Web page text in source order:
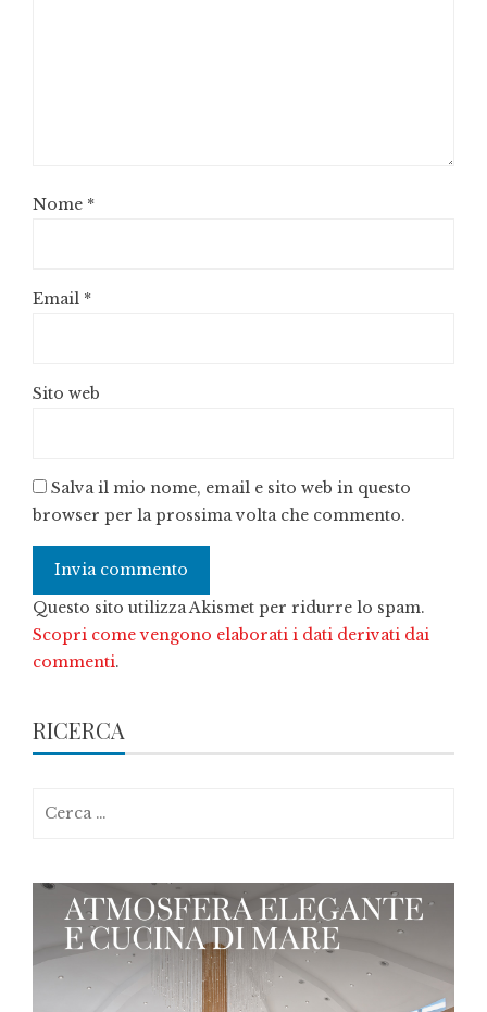
Nome *
Email *
Sito web
Salva il mio nome, email e sito web in questo
browser per la prossima volta che commento.
Questo sito utilizza Akismet per ridurre lo spam.
Scopri come vengono elaborati i dati derivati dai
commenti.
RICERCA